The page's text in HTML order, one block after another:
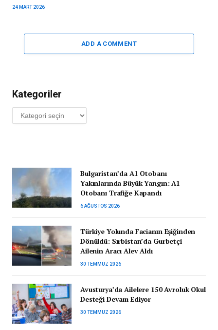
24 MART 2026
ADD A COMMENT
Kategoriler
Kategoriler
Bulgaristan’da A1 Otobanı
Yakınlarında Büyük Yangın: A1
Otobanı Trafiğe Kapandı
6 AĞUSTOS 2026
Türkiye Yolunda Facianın Eşiğinden
Dönüldü: Sırbistan’da Gurbetçi
Ailenin Aracı Alev Aldı
30 TEMMUZ 2026
Avusturya’da Ailelere 150 Avroluk Okul
Desteği Devam Ediyor
30 TEMMUZ 2026